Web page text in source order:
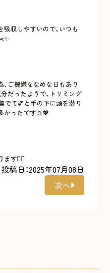
収しやすいので、いつも
ご機嫌ななめな日もあり
だったようで、トリミング
でて💕と手の下に頭を潜り
かったです☺️💖
ます🙇‍♀️
投稿日：2025年07月08日
次へ